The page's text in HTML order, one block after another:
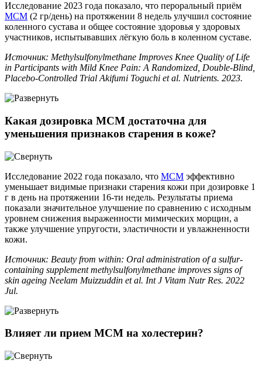
Исследование 2023 года показало, что пероральный приём
МСМ (2 гр/день) на протяжении 8 недель улучшил состояние
коленного сустава и общее состояние здоровья у здоровых
участников, испытывавших лёгкую боль в коленном суставе.
Источник: Methylsulfonylmethane Improves Knee Quality of Life
in Participants with Mild Knee Pain: A Randomized, Double-Blind,
Placebo-Controlled Trial Akifumi Toguchi et al. Nutrients. 2023.
Какая дозировка МСМ достаточна для
уменьшения признаков старения в коже?
Исследование 2022 года показало, что МСМ эффективно
уменьшает видимые признаки старения кожи при дозировке 1
г в день на протяжении 16-ти недель. Результаты приема
показали значительное улучшение по сравнению с исходным
уровнем снижения выраженности мимических морщин, а
также улучшение упругости, эластичности и увлажненности
кожи.
Источник: Beauty from within: Oral administration of a sulfur-
containing supplement methylsulfonylmethane improves signs of
skin ageing Neelam Muizzuddin et al. Int J Vitam Nutr Res. 2022
Jul.
Влияет ли прием МСМ на холестерин?